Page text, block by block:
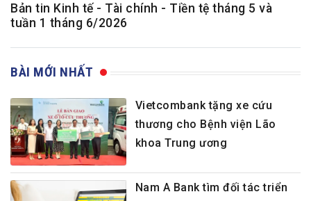
Bản tin Kinh tế - Tài chính - Tiền tệ tháng 5 và
tuần 1 tháng 6/2026
BÀI MỚI NHẤT
Vietcombank tặng xe cứu
thương cho Bệnh viện Lão
khoa Trung ương
Nam A Bank tìm đối tác triển